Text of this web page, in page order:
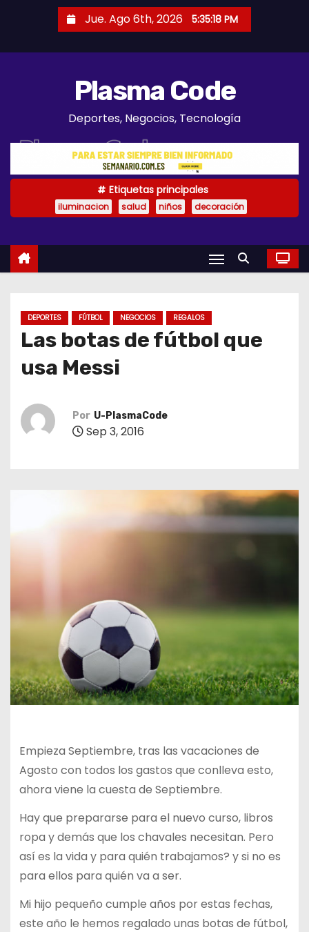
Jue. Ago 6th, 2026 5:35:19 PM
Plasma Code
Deportes, Negocios, Tecnología
Etiquetas principales
iluminacion salud niños decoración
DEPORTES FÚTBOL NEGOCIOS REGALOS
Las botas de fútbol que
usa Messi
Por U-PlasmaCode
Sep 3, 2016
Empieza Septiembre, tras las vacaciones de
Agosto con todos los gastos que conlleva esto,
ahora viene la cuesta de Septiembre.
Hay que prepararse para el nuevo curso, libros
ropa y demás que los chavales necesitan. Pero
así es la vida y para quién trabajamos? y si no es
para ellos para quién va a ser.
Mi hijo pequeño cumple años por estas fechas,
este año le hemos regalado unas botas de fútbol,